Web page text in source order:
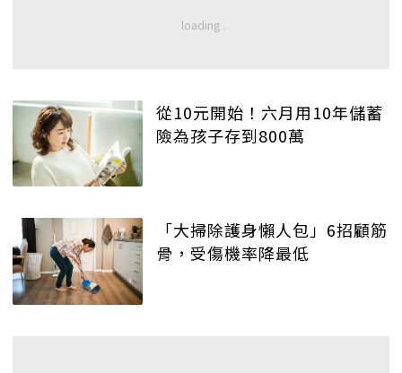
從10元開始！六月用10年儲蓄
險為孩子存到800萬
「大掃除護身懶人包」6招顧筋
骨，受傷機率降最低